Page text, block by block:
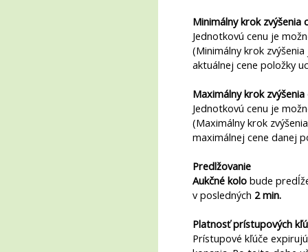
Minimálny krok zvýšenia
Jednotkovú cenu je
(Minimálny krok
aktuálnej cene položky
Maximálny krok
Jednotkovú cenu je
(Maximálny krok
maximálnej cene danej
Predlžovanie
Aukčné kolo bude
v posledných 2 min.
Platnosť prístupových
Prístupové kľúče